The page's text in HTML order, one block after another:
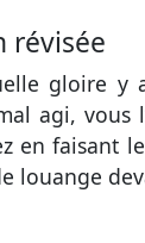
révisée
gloire y
agi, vous
en faisant
louange